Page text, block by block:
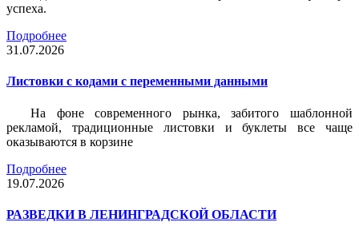
успеха.
Подробнее
31.07.2026
Листовки c кодами с переменными данными
На фоне современного рынка, забитого шаблонной
рекламой, традиционные листовки и буклеты все чаще
оказываются в корзине
Подробнее
19.07.2026
РАЗВЕДКИ В ЛЕНИНГРАДСКОЙ ОБЛАСТИ